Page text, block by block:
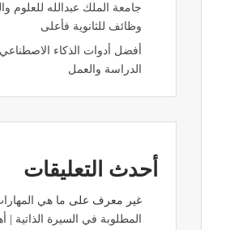
جامعة الملك عبدالله للعلوم
وظائف للثانوية فأعلى
أفضل أدوات الذكاء
الدراسة والعمل
أحدث التعليقات
غير معرف على ما هي
المطلوبة في السيرة الذاتية | أهم 10